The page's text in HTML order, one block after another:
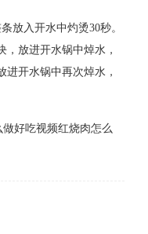
放入开水中灼烫30秒。
放进开水锅中焯水，
开水锅中再次焯水，